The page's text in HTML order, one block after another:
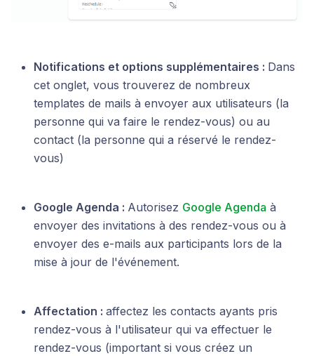
Notifications et options supplémentaires : Dans
cet onglet, vous trouverez de nombreux
templates de mails à envoyer aux utilisateurs (la
personne qui va faire le rendez-vous) ou au
contact (la personne qui a réservé le rendez-
vous)
Google Agenda : Autorisez Google Agenda à
envoyer des invitations à des rendez-vous ou à
envoyer des e-mails aux participants lors de la
mise à jour de l'événement.
Affectation : affectez les contacts ayants pris
rendez-vous à l'utilisateur qui va effectuer le
rendez-vous (important si vous créez un